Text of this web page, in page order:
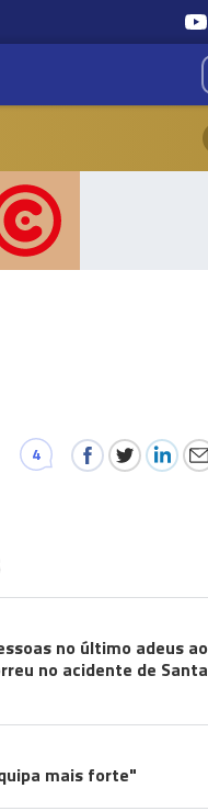
4
no último adeus ao
no acidente de Santa
mais forte"